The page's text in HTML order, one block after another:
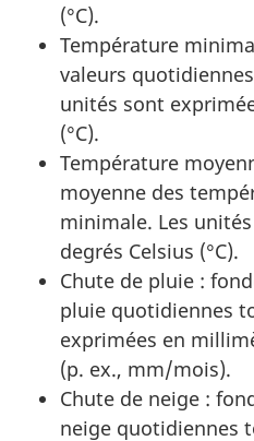
(°C).
Température
valeurs
unités sont
(°C).
Température
moyenne des
minimale. Les
degrés Celsius (°C).
Chute de pluie :
pluie quotidiennes
exprimées en
(p. ex., mm/mois).
Chute de neige :
neige quotidiennes